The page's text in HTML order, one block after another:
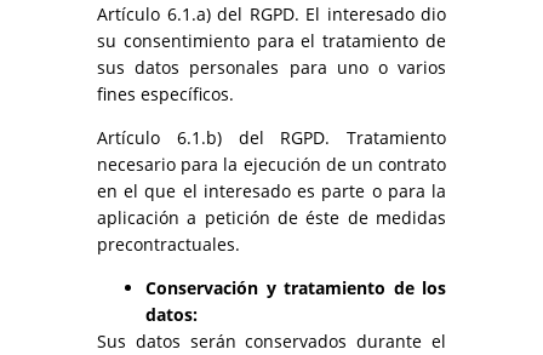
Artículo 6.1.a) del RGPD. El interesado dio
su consentimiento para el tratamiento de
sus datos personales para uno o varios
fines específicos.
Artículo 6.1.b) del RGPD. Tratamiento
necesario para la ejecución de un contrato
en el que el interesado es parte o para la
aplicación a petición de éste de medidas
precontractuales.
Conservación y tratamiento de los
datos:
Sus datos serán conservados durante el